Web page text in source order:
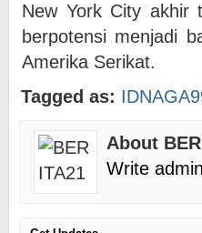
New York City akhir
berpotensi menjadi
Amerika Serikat.
Tagged as:
About
Write